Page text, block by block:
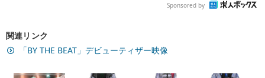
Sponsored by
関連リンク
「BY THE BEAT」デビューティザー映像